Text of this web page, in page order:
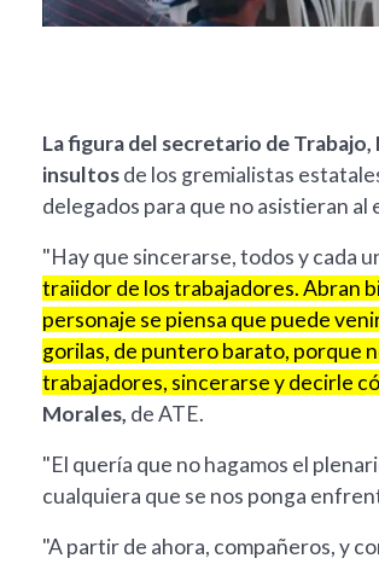
La figura del secretario de
insultosde los gremialistas
delegados para que no asistieran al
"Hay que sincerarse, todos y cada
traiidor de los trabajadores. Abran
personaje se piensa que puede
gorilas, de puntero barato, porque
trabajadores, sincerarse y decirle
Morales, de ATE.
"El quería que no hagamos el
cualquiera que se nos ponga
"A partir de ahora, compañeros, y